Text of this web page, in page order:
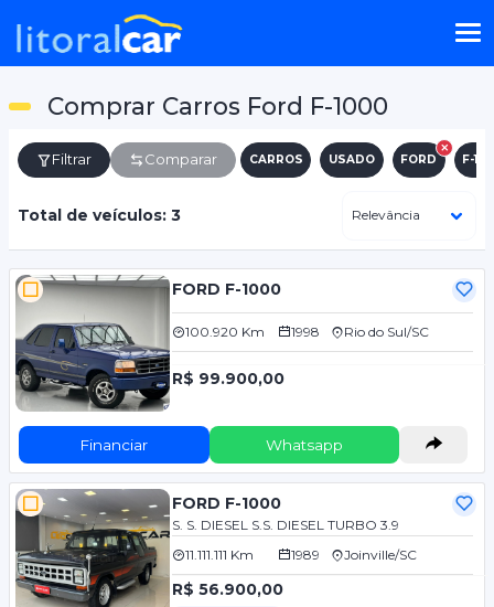
Comprar Carros Ford F-1000
Filtrar Comparar CARROS USADO FORD F-
Total de veículos: 3
FORD F-1000
100.920 Km 1998 Rio do Sul/SC
R$ 99.900,00
Financiar Whatsapp
FORD F-1000
S. S. DIESEL S.S. DIESEL TURBO 3.9
11.111.111 Km
1989 Joinville/SC
R$ 56.900,00